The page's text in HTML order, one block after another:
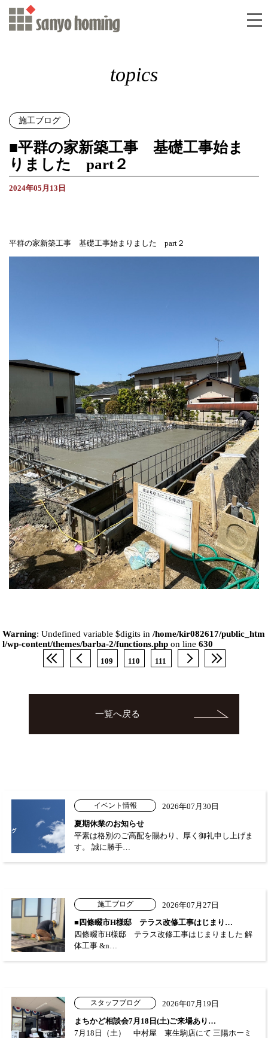
topics
施工ブログ
■平群の家新築工事 基礎工事始ま
りました part２
2024年05月13日
平群の家新築工事 基礎工事始まりました part２
Warning: Undefined variable $digits in/home/kir082617/public_htm
l/wp-content/themes/barba-2/functions.php on line630
109 110 111
一覧へ戻る
イベント情報
2026年07月30日
夏期休業のお知らせ
平素は格別のご高配を賜わり、厚く御礼申し上げま
す。 誠に勝手…
施工ブログ
2026年07月27日
■四條畷市H様邸 テラス改修工事はじまり…
四條畷市H様邸 テラス改修工事はじまりました 解
体工事 &n…
スタッフブログ
2026年07月19日
まちかど相談会7月18日(土)ご来場あり…
7月18日（土） 中村屋 東生駒店にて 三陽ホーミ